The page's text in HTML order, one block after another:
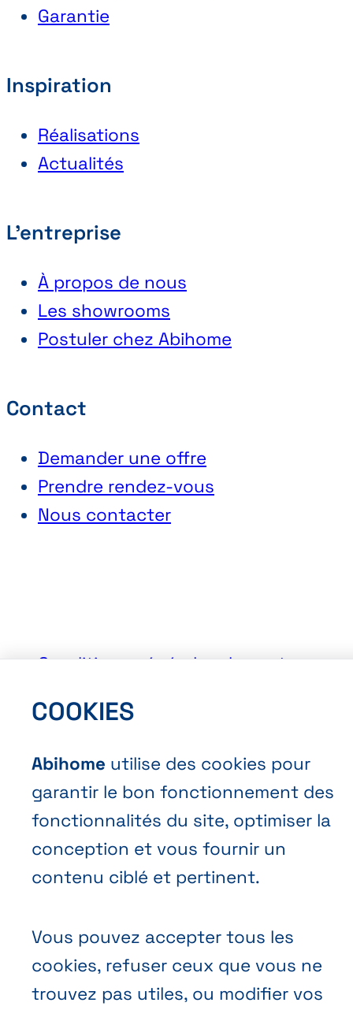
Abihome
Conditions générales de vente
Cookies
FR
Garantie
Inspiration
Réalisations
Actualités
L'entreprise
À propos de nous
Les showrooms
Postuler chez Abihome
Contact
Demander une offre
Prendre rendez-vous
Nous contacter
COOKIES
Abihome utilise des cookies pour
garantir le bon fonctionnement des
fonctionnalités du site, optimiser la
conception et vous fournir un
contenu ciblé et pertinent.
Vous pouvez accepter tous les
cookies, refuser ceux que vous ne
trouvez pas utiles, ou modifier vos